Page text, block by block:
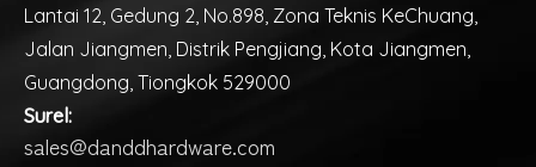
Lantai 12, Gedung 2, No.898, Zona Teknis KeChuang,
Jalan Jiangmen, Distrik Pengjiang, Kota Jiangmen,
Guangdong, Tiongkok 529000
Surel:
sales@danddhardware.com